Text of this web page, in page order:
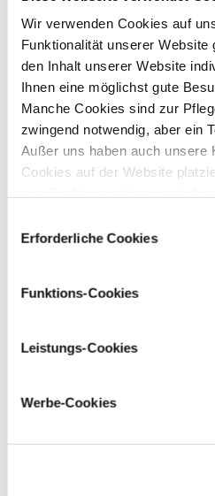
Wir verwenden Cookies auf
Funktionalität unserer
den Inhalt unserer Website
Ihnen eine möglichst gute
Manche Cookies sind zur
zwingend notwendig, aber ein
Außer uns haben auch unsere
Cookies auf der Website
über den Link „Cookie-
Erforderliche Cookies
Funktions-Cookies
Leistungs-Cookies
Werbe-Cookies
Material
Pflegehinweise